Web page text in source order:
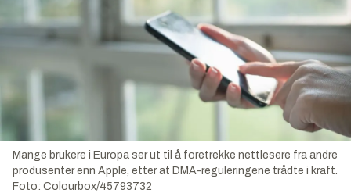
Mange brukere i Europa ser ut til å foretrekke nettlesere fra andre
produsenter enn Apple, etter at DMA-reguleringene trådte i kraft.
Foto: Colourbox/45793732